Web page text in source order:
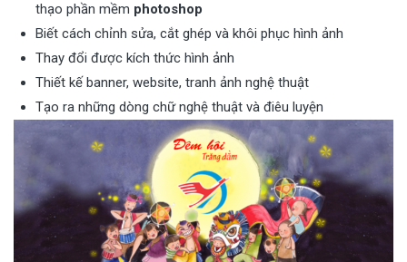
thạo phần mềm photoshop
Biết cách chỉnh sửa, cắt ghép và khôi phục hình ảnh
Thay đổi được kích thức hình ảnh
Thiết kế banner, website, tranh ảnh nghệ thuật
Tạo ra những dòng chữ nghệ thuật và điêu luyện